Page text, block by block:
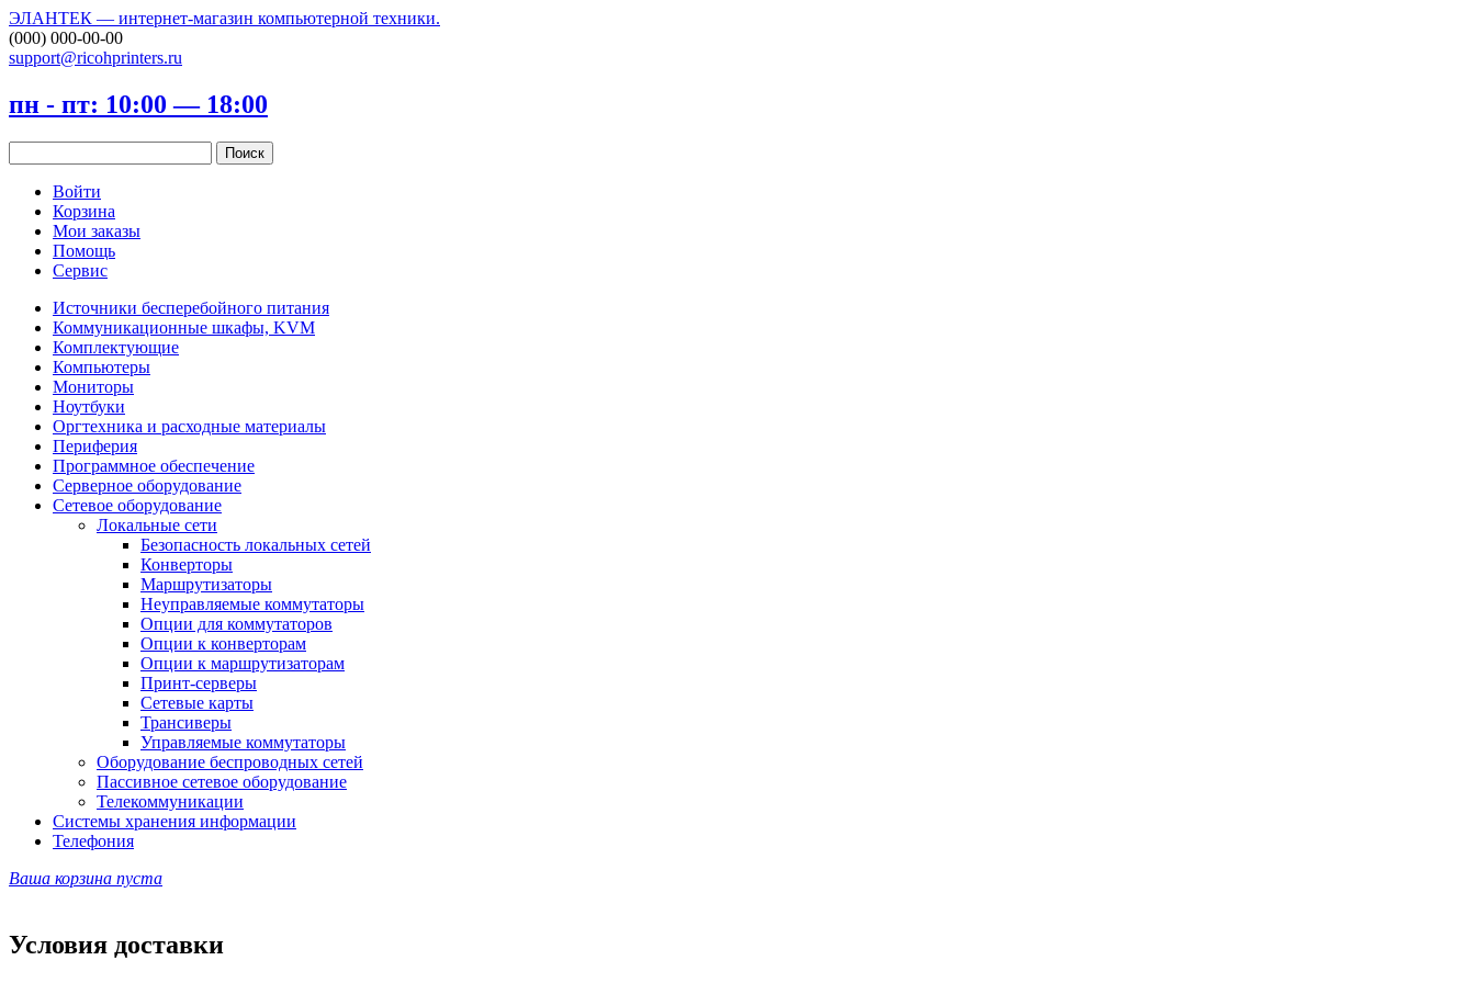
ЭЛАНТЕК — интернет-магазин компьютерной техники.
(000) 000-00-00
support@ricohprinters.ru
пн - пт: 10:00 — 18:00
Войти
Корзина
Мои заказы
Помощь
Сервис
Источники бесперебойного питания
Коммуникационные шкафы, KVM
Комплектующие
Компьютеры
Мониторы
Ноутбуки
Оргтехника и расходные материалы
Периферия
Программное обеспечение
Серверное оборудование
Сетевое оборудование
Локальные сети
Безопасность локальных сетей
Конверторы
Маршрутизаторы
Неуправляемые коммутаторы
Опции для коммутаторов
Опции к конверторам
Опции к маршрутизаторам
Принт-серверы
Сетевые карты
Трансиверы
Управляемые коммутаторы
Оборудование беспроводных сетей
Пассивное сетевое оборудование
Телекоммуникации
Системы хранения информации
Телефония
Ваша корзина пуста
Условия доставки